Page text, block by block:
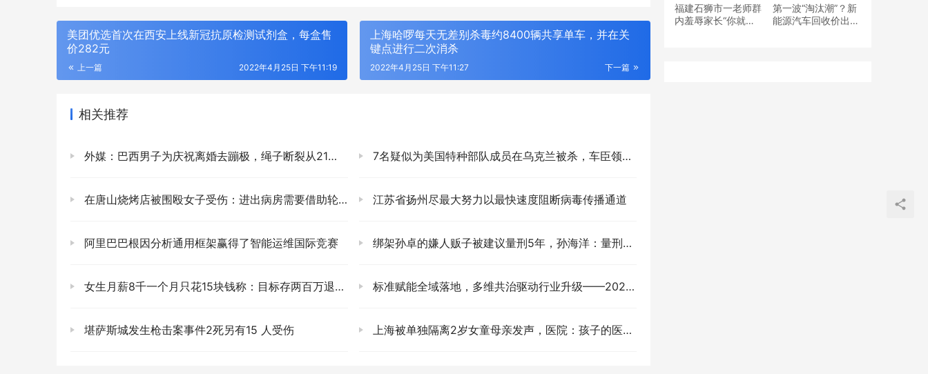
美团优选首次在西安上线新冠抗原检测试剂盒，每盒售
价282元
上一篇 2022年4月25日 下午11:19
上海哈啰每天无差别杀毒约8400辆共享单车，并在关
键点进行二次消杀
下一篇
2022年4月25日 下午11:27
相关推荐
外媒：巴西男子为庆祝离婚去蹦极，绳子断裂从21米高处坠入湖中 7名疑似为美国特种部队成员在乌克兰被杀，车臣领导人的助手揭露缴获证件
在唐山烧烤店被围殴女子受伤：进出病房需要借助轮椅，区妇联已登门慰问 江苏省扬州尽最大努力以最快速度阻断病毒传播通道
阿里巴巴根因分析通用框架赢得了智能运维国际竞赛 绑架孙卓的嫌人贩子被建议量刑5年，孙海洋：量刑太轻，将索赔500万元
女生月薪8千一个月只花15块钱称：目标存两百万退休躺平 标准赋能全域落地，多维共治驱动行业升级——2026电化学储能安全大会暨储能系列标准交流会圆满落幕
堪萨斯城发生枪击案事件2死另有15 人受伤 上海被单独隔离2岁女童母亲发声，医院：孩子的医疗和生活护理都有保障
福建石狮市一老师群
内羞辱家长“你就是
第一波“淘汰潮”？新
能源汽车回收价出